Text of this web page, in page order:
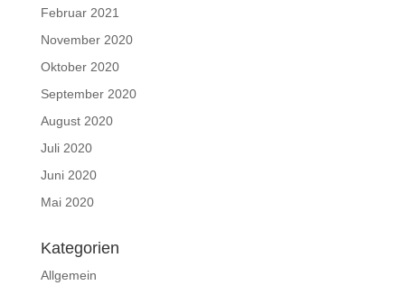
Februar 2021
November 2020
Oktober 2020
September 2020
August 2020
Juli 2020
Juni 2020
Mai 2020
Kategorien
Allgemein